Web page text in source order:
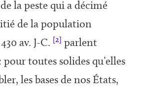
la peste qui a décimé
de la population
av. J-C. [2] parlent
pour toutes solides qu’elles
les bases de nos États,